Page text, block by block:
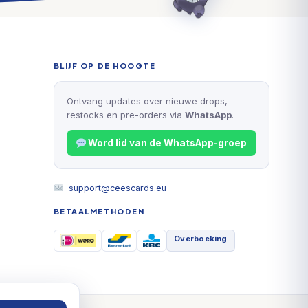
BLIJF OP DE HOOGTE
Ontvang updates over nieuwe drops,
restocks en pre-orders via WhatsApp.
Word lid van de WhatsApp-groep
support@ceescards.eu
BETAALMETHODEN
Overboeking